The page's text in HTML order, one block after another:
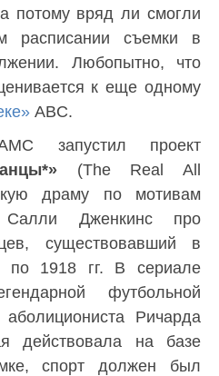
потому вряд ли смогли
расписании съемки в
Любопытно, что
к еще одному
ABC.
запустил проект
(The Real All
драму по мотивам
Салли Дженкинс про
существовавший в
по 1918 гг. В сериале
футбольной
аболициониста Ричарда
действовала на базе
спорт должен был